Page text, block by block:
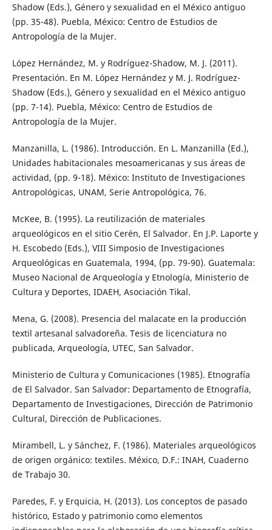
Shadow (Eds.), Género y sexualidad en el México antiguo
(pp. 35-48). Puebla, México: Centro de Estudios de
Antropología de la Mujer.
López Hernández, M. y Rodríguez-Shadow, M. J. (2011).
Presentación. En M. López Hernández y M. J. Rodríguez-
Shadow (Eds.), Género y sexualidad en el México antiguo
(pp. 7-14). Puebla, México: Centro de Estudios de
Antropología de la Mujer.
Manzanilla, L. (1986). Introducción. En L. Manzanilla (Ed.),
Unidades habitacionales mesoamericanas y sus áreas de
actividad, (pp. 9-18). México: Instituto de Investigaciones
Antropológicas, UNAM, Serie Antropológica, 76.
McKee, B. (1995). La reutilización de materiales
arqueológicos en el sitio Cerén, El Salvador. En J.P. Laporte y
H. Escobedo (Eds.), VIII Simposio de Investigaciones
Arqueológicas en Guatemala, 1994, (pp. 79-90). Guatemala:
Museo Nacional de Arqueología y Etnología, Ministerio de
Cultura y Deportes, IDAEH, Asociación Tikal.
Mena, G. (2008). Presencia del malacate en la producción
textil artesanal salvadoreña. Tesis de licenciatura no
publicada, Arqueología, UTEC, San Salvador.
Ministerio de Cultura y Comunicaciones (1985). Etnografía
de El Salvador. San Salvador: Departamento de Etnografía,
Departamento de Investigaciones, Dirección de Patrimonio
Cultural, Dirección de Publicaciones.
Mirambell, L. y Sánchez, F. (1986). Materiales arqueológicos
de origen orgánico: textiles. México, D.F.: INAH, Cuaderno
de Trabajo 30.
Paredes, F. y Erquicia, H. (2013). Los conceptos de pasado
histórico, Estado y patrimonio como elementos